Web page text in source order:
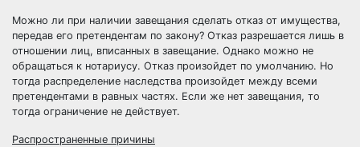
Можно ли при наличии завещания сделать отказ от имущества,
передав его претендентам по закону? Отказ разрешается лишь в
отношении лиц, вписанных в завещание. Однако можно не
обращаться к нотариусу. Отказ произойдет по умолчанию. Но
тогда распределение наследства произойдет между всеми
претендентами в равных частях. Если же нет завещания, то
тогда ограничение не действует.
Распространенные причины